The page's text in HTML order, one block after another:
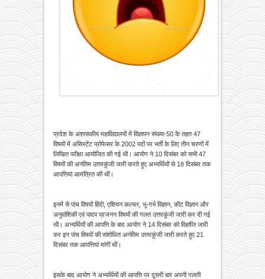
प्रदेश के अशासकीय महाविद्यालयों में विज्ञापन संख्या-50 के तहत 47
विषयों में असिस्टेंट प्रोफेसर के 2002 पदों पर भर्ती के लिए तीन चरणों में
लिखित परीक्षा आयोजित की गई थी। आयोग ने 10 दिसंबर को सभी 47
विषयों की अनंतिम उत्तरकुंजी जारी करते हुए अभ्यर्थियों से 18 दिसंबर तक
आपत्तियां आमंत्रित की थीं।
इनमें से पांच विषयों हिंदी, एशियन कल्चर, भू-गर्भ विज्ञान, कीट विज्ञान और
अनुवांशिकी एवं पादप प्रजनन विषयों की गलत उत्तरकुंजी जारी कर दी गई
थी। अभ्यर्थियों की आपत्ति के बाद आयोग ने 14 दिसंबर को विज्ञप्ति जारी
कर इन पांच विषयों की संशोधित अनंतिम उत्तरकुंजी जारी करते हुए 21
दिसंबर तक आपत्तियां मांगीं थीं।
इसके बाद आयोग ने अभ्यर्थियों की आपत्ति पर दूसरी बार अपनी गलती